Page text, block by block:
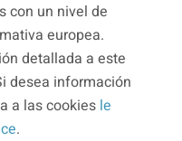
con un nivel de
europea.
detallada a este
desea información
a las cookies le
.